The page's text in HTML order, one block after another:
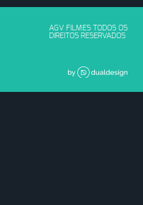
AGV FILMES TODOS OS
DIREITOS RESERVADOS